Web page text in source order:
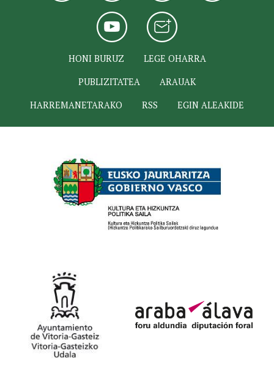
HONI BURUZ
LEGE OHARRA
PUBLIZITATEA
ARAUAK
HARREMANETARAKO
RSS EGIN ALEAKIDE